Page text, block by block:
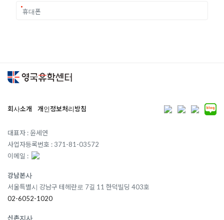
회사소개 개인정보처리방침
대표자 : 윤세연
사업자등록번호 : 371-81-03572
이메일 :
강남본사
서울특별시 강남구 테헤란로 7길 11 한덕빌딩 403호
02-6052-1020
신촌지사